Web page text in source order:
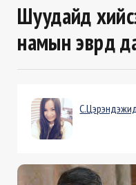
Шуудайд
намын эврүүд